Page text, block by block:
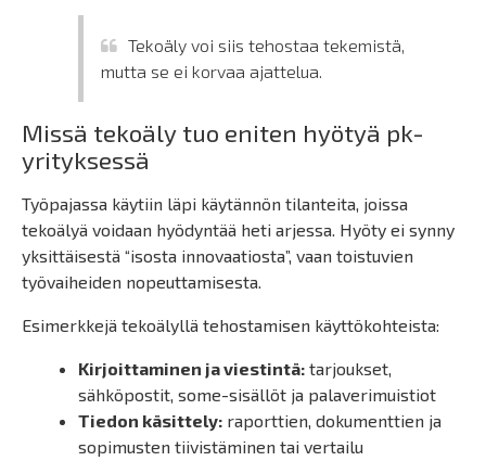
Tekoäly voi siis tehostaa tekemistä,
mutta se ei korvaa ajattelua.
Missä tekoäly tuo eniten hyötyä pk-
yrityksessä
Työpajassa käytiin läpi käytännön tilanteita, joissa
tekoälyä voidaan hyödyntää heti arjessa. Hyöty ei synny
yksittäisestä “isosta innovaatiosta”, vaan toistuvien
työvaiheiden nopeuttamisesta.
Esimerkkejä tekoälyllä tehostamisen käyttökohteista:
Kirjoittaminen ja viestintä: tarjoukset,
sähköpostit, some-sisällöt ja palaverimuistiot
Tiedon käsittely: raporttien, dokumenttien ja
sopimusten tiivistäminen tai vertailu